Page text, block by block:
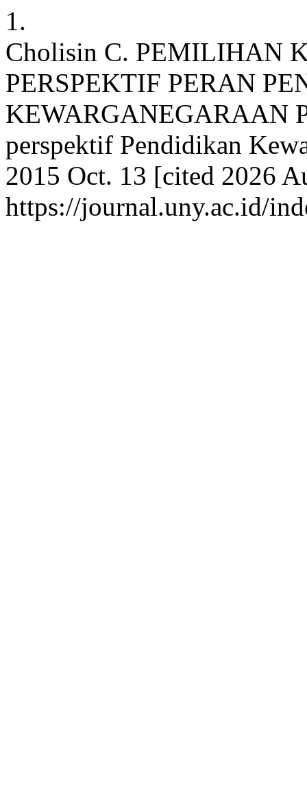
1.
Cholisin C. PEMILIHAN
PERSPEKTIF PERAN
KEWARGANEGARAAN
perspektif Pendidikan
2015 Oct. 13 [cited 2026
https://journal.uny.ac.id/